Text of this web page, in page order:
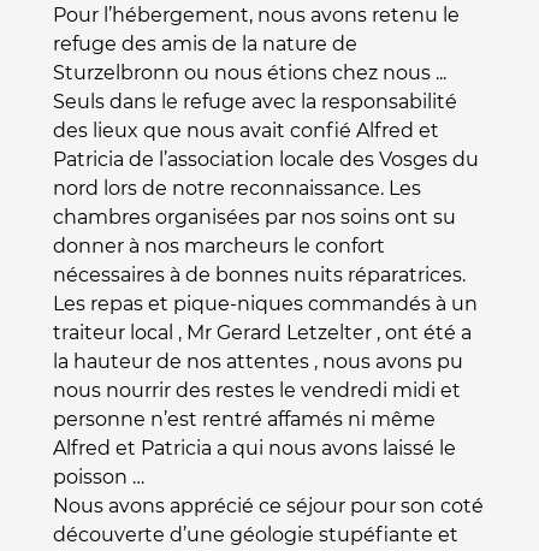
Pour l’hébergement, nous avons retenu le
refuge des amis de la nature de
Sturzelbronn ou nous étions chez nous ...
Seuls dans le refuge avec la responsabilité
des lieux que nous avait confié Alfred et
Patricia de l’association locale des Vosges du
nord lors de notre reconnaissance. Les
chambres organisées par nos soins ont su
donner à nos marcheurs le confort
nécessaires à de bonnes nuits réparatrices.
Les repas et pique-niques commandés à un
traiteur local , Mr Gerard Letzelter , ont été a
la hauteur de nos attentes , nous avons pu
nous nourrir des restes le vendredi midi et
personne n’est rentré affamés ni même
Alfred et Patricia a qui nous avons laissé le
poisson …
Nous avons apprécié ce séjour pour son coté
découverte d’une géologie stupéfiante et